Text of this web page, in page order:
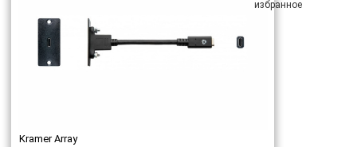
Kramer Array